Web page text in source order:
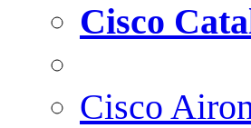
Cisco
Cisco